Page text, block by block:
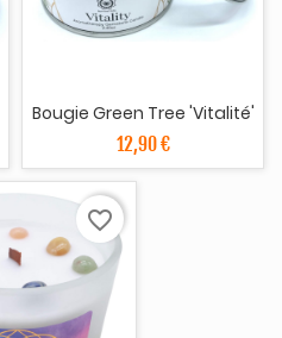
Bougie Green Tree 'Vitalité'
12,90 €
favorite_border